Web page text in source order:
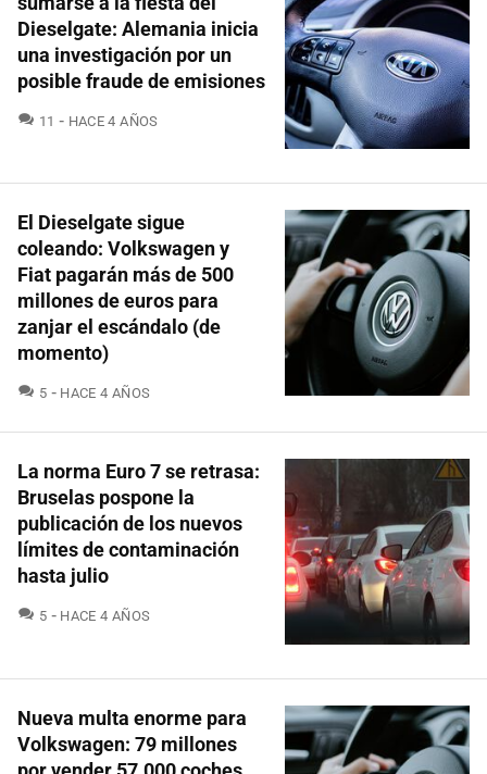
Dieselgate: Alemania inicia
una investigación por un
posible fraude de emisiones
11 COMENTARIOS
HACE 4 AÑOS
El Dieselgate sigue
coleando: Volkswagen y
Fiat pagarán más de 500
millones de euros para
zanjar el escándalo (de
momento)
5 COMENTARIOS
HACE 4 AÑOS
La norma Euro 7 se retrasa:
Bruselas pospone la
publicación de los nuevos
límites de contaminación
hasta julio
5 COMENTARIOS
HACE 4 AÑOS
Nueva multa enorme para
Volkswagen: 79 millones